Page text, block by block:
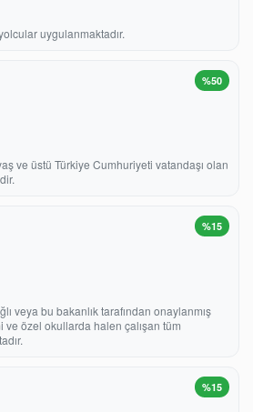
uygulanmaktadır.
%50
ve üstü Türkiye Cumhuriyeti vatandaşı olan
%15
veya bu bakanlık tarafından onaylanmış
özel okullarda halen çalışan tüm
%15